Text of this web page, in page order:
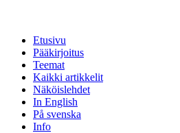
Etusivu
Pääkirjoitus
Teemat
Kaikki artikkelit
Näköislehdet
In English
På svenska
Info